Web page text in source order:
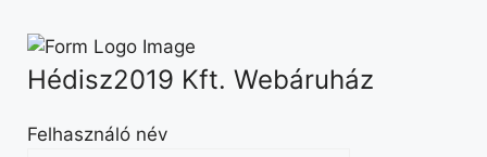
Hédisz2019 Kft. Webáruház
Felhasználó név